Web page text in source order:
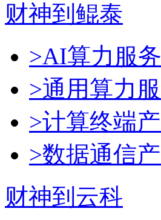
财神到鲲泰
>AI算力服
>通用算力
>计算终端
>数据通信
财神到云科